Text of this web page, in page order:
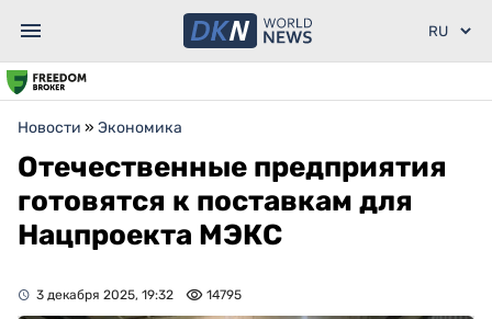
Новости » Экономика
Отечественные предприятия
готовятся к поставкам для
Нацпроекта МЭКС
3 декабря 2025, 19:32 14795